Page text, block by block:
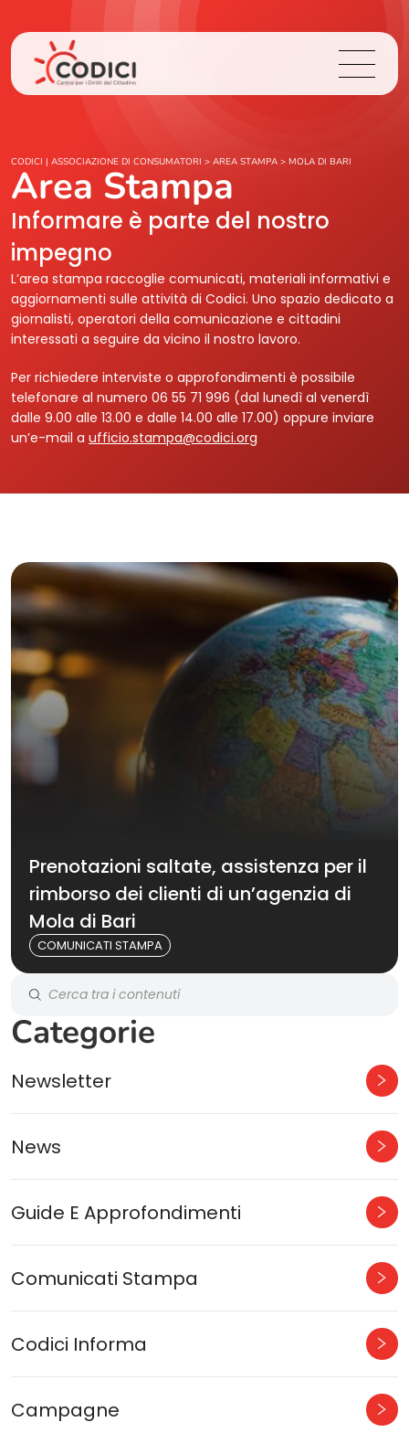
Chi Siamo
Cosa Facciamo
Area Stampa
Contatti
Login
CODICI | ASSOCIAZIONE DI CONSUMATORI > AREA STAMPA > MOLA DI BARI
Area Stampa
Informare è parte del nostro
impegno
L’area stampa raccoglie comunicati, materiali informativi e
aggiornamenti sulle attività di Codici. Uno spazio dedicato a
giornalisti, operatori della comunicazione e cittadini
interessati a seguire da vicino il nostro lavoro.
Per richiedere interviste o approfondimenti è possibile
telefonare al numero 06 55 71 996 (dal lunedì al venerdì
dalle 9.00 alle 13.00 e dalle 14.00 alle 17.00) oppure inviare
un’e-mail a ufficio.stampa@codici.org
Prenotazioni saltate, assistenza per il
rimborso dei clienti di un’agenzia di
Mola di Bari
COMUNICATI STAMPA
Categorie
Newsletter
News
Guide E Approfondimenti
Comunicati Stampa
Codici Informa
Campagne